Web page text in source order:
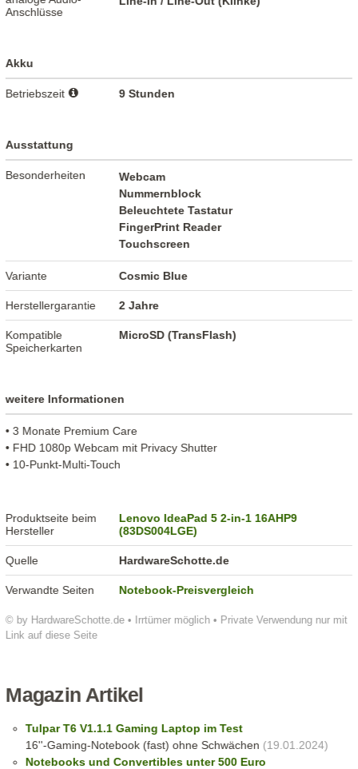
© by HardwareSchotte.de • Irrtümer möglich • Private Verwendung nur mit
Link auf diese Seite
Anschlüsse
Akku
Betriebszeit 9 Stunden
Ausstattung
Besonderheiten
Webcam
Nummernblock
Beleuchtete Tastatur
FingerPrint Reader
Touchscreen
Variante Cosmic Blue
Herstellergarantie 2 Jahre
Kompatible
Speicherkarten
MicroSD (TransFlash)
weitere Informationen
• 3 Monate Premium Care
• FHD 1080p Webcam mit Privacy Shutter
• 10-Punkt-Multi-Touch
Produktseite beim
Hersteller
Lenovo IdeaPad 5 2-in-1 16AHP9
(83DS004LGE)
Quelle HardwareSchotte.de
Verwandte Seiten Notebook-Preisvergleich
Magazin Artikel
Tulpar T6 V1.1.1 Gaming Laptop im Test
16''-Gaming-Notebook (fast) ohne Schwächen (19.01.2024)
Notebooks und Convertibles unter 500 Euro